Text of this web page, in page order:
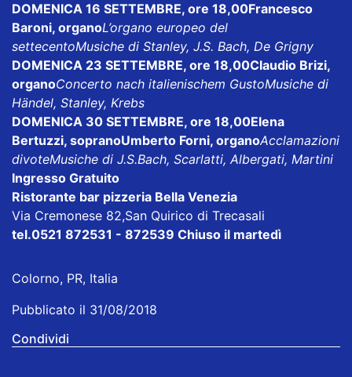
DOMENICA 16 SETTEMBRE, ore 18,00Francesco
Baroni, organoL’organo europeo del
settecentoMusiche di Stanley, J.S. Bach, De Grigny
DOMENICA 23 SETTEMBRE, ore 18,00Claudio Brizi,
organoConcerto nach italienischem GustoMusiche di
Händel, Stanley, Krebs
DOMENICA 30 SETTEMBRE, ore 18,00Elena
Bertuzzi, sopranoUmberto Forni, organoAcclamazioni
divoteMusiche di J.S.Bach, Scarlatti, Albergati, Martini
Ingresso Gratuito
Ristorante bar pizzeria Bella Venezia
Via Cremonese 82,San Quirico di Trecasali
tel.0521 872531 - 872539 Chiuso il martedì
Colorno, PR, Italia
Pubblicato il 31/08/2018
Condividi